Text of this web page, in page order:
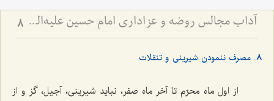
آداب مجالس روضه و عزاداری امام حسین علیه‌السلام - و توصیه‌های بزرگان دربارۀ ماه‌های محرّم و صفر 8
8. مصرف ننمودن شیرینی و تنقلات
از اول ماه محرّم تا آخر ماه صفر، نباید شیرینی، آجیل، گز و از